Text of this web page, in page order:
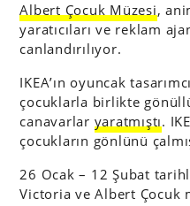
Albert Çocuk Müzesi,
yaratıcıları ve reklam
canlandırılıyor.
IKEA’ın oyuncak
çocuklarla birlikte
canavarlar yaratmıştı.
çocukların gönlünü
26 Ocak – 12 Şubat
Victoria ve Albert Çocuk